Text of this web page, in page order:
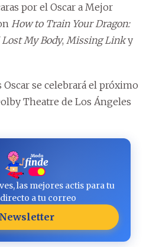
por el Oscar a Mejor
How to Train Your Dragon:
Lost My Body, Missing Linky
se celebrará el próximo
Theatre de Los Ángeles
las mejores actis para tu
a tu correo
Newsletter